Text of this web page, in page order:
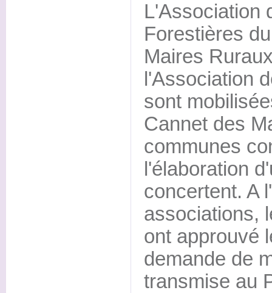
L'Association
Forestières
Maires
l'Association
sont
Cannet des
communes
l'élaboration
concertent. A
associations,
ont approuvé
demande de
transmise au